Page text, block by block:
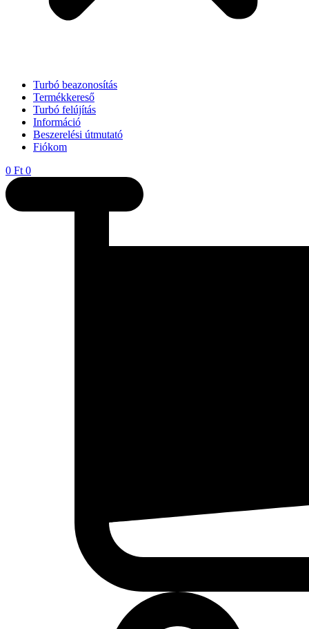
Turbó beazonosítás
Termékkereső
Turbó felújítás
Információ
Beszerelési útmutató
Fiókom
0 Ft 0